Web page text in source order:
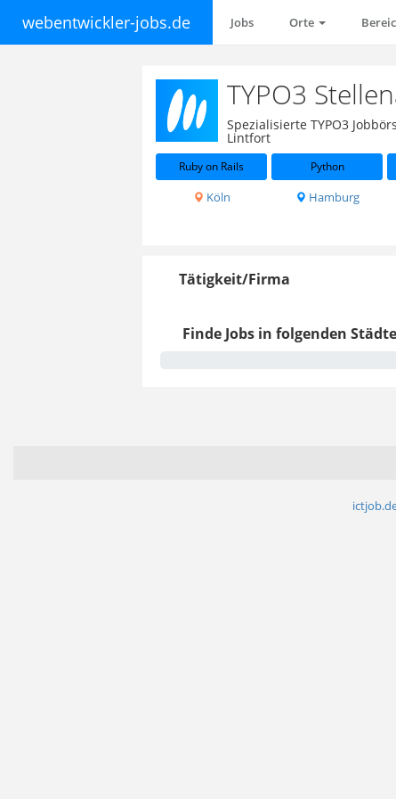
webentwickler-jobs.de Jobs Orte
TYPO3
Spezialisierte TYPO3
Lintfort
Ruby on Rails Python
Köln Hamburg
Tätigkeit/Firma
Finde Jobs in folgenden